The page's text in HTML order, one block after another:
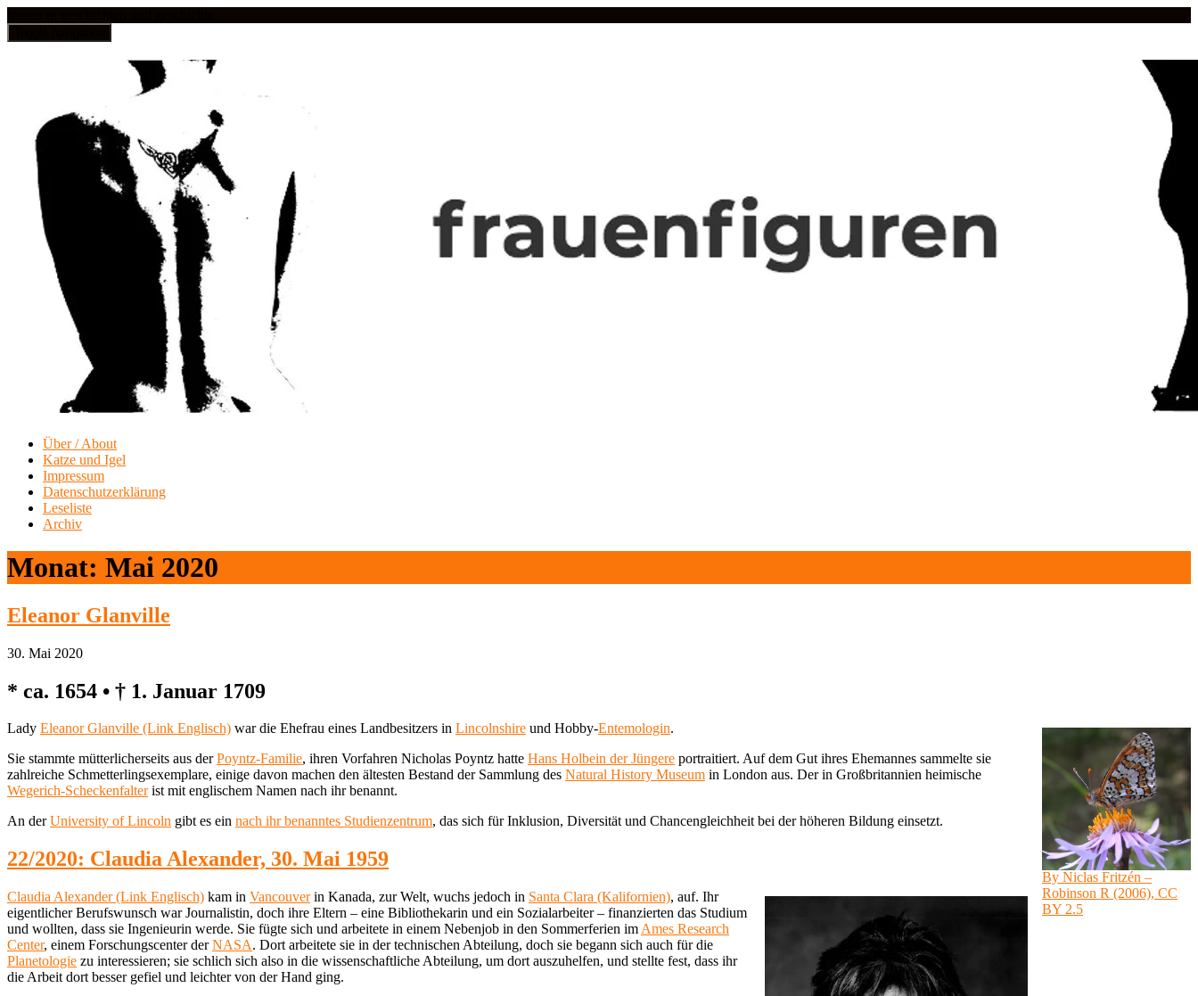
Über / About
Katze und Igel
Impressum
Datenschutzerklärung
Leseliste
Archiv
Monat: Mai 2020
Eleanor Glanville
30. Mai 2020
* ca. 1654 • † 1. Januar 1709
By Niclas Fritzén –
Robinson R (2006), CC
BY 2.5
Lady Eleanor Glanville (Link Englisch) war die Ehefrau eines Landbesitzers in Lincolnshire und Hobby-Entemologin.
Sie stammte mütterlicherseits aus derPoyntz-Familie, ihren Vorfahren Nicholas Poyntz hatte Hans Holbein der Jüngere portraitiert. Auf dem Gut ihres Ehemannes sammelte sie
zahlreiche Schmetterlingsexemplare, einige davon machen den ältesten Bestand der Sammlung des Natural History Museum in London aus. Der in Großbritannien heimische
Wegerich-Scheckenfalterist mit englischem Namen nach ihr benannt.
An derUniversity of Lincoln gibt es ein nach ihr benanntes Studienzentrum, das sich für Inklusion, Diversität und Chancengleichheit bei der höheren Bildung einsetzt.
22/2020: Claudia Alexander, 30. Mai 1959
Claudia Alexander (Link Englisch) kam in Vancouverin Kanada, zur Welt, wuchs jedoch in Santa Clara (Kalifornien), auf. Ihr
eigentlicher Berufswunsch war Journalistin, doch ihre Eltern – eine Bibliothekarin und ein Sozialarbeiter – finanzierten das Studium
und wollten, dass sie Ingenieurin werde. Sie fügte sich und arbeitete in einem Nebenjob in den Sommerferien im Ames Research
Center, einem Forschungscenter derNASA. Dort arbeitete sie in der technischen Abteilung, doch sie begann sich auch für die
Planetologie zu interessieren; sie schlich sich also in die wissenschaftliche Abteilung, um dort auszuhelfen, und stellte fest, dass ihr
die Arbeit dort besser gefiel und leichter von der Hand ging.